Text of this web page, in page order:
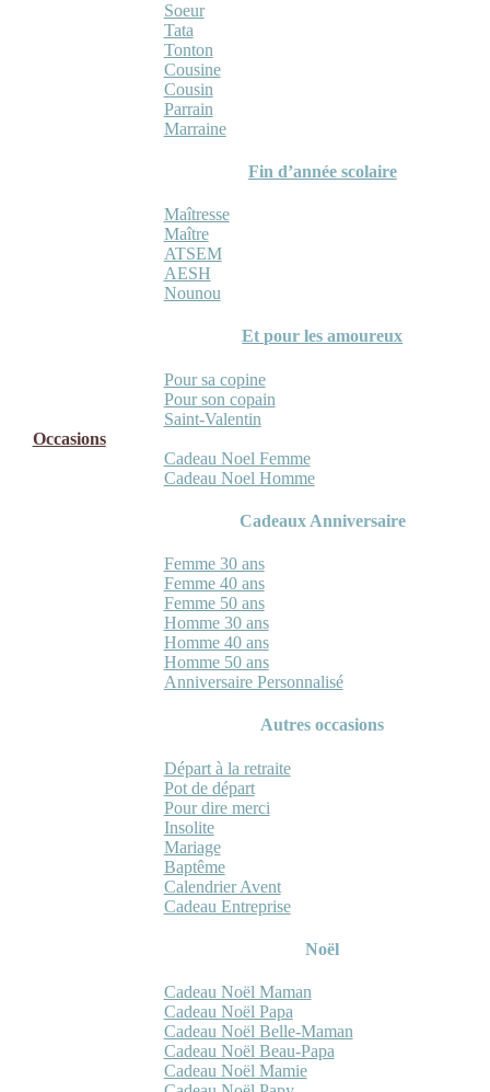
Soeur
Tata
Tonton
Cousine
Cousin
Parrain
Marraine
Fin d’année scolaire
Maîtresse
Maître
ATSEM
AESH
Nounou
Et pour les amoureux
Pour sa copine
Pour son copain
Saint-Valentin
Occasions
Cadeau Noel Femme
Cadeau Noel Homme
Cadeaux Anniversaire
Femme 30 ans
Femme 40 ans
Femme 50 ans
Homme 30 ans
Homme 40 ans
Homme 50 ans
Anniversaire Personnalisé
Autres occasions
Départ à la retraite
Pot de départ
Pour dire merci
Insolite
Mariage
Baptême
Calendrier Avent
Cadeau Entreprise
Noël
Cadeau Noël Maman
Cadeau Noël Papa
Cadeau Noël Belle-Maman
Cadeau Noël Beau-Papa
Cadeau Noël Mamie